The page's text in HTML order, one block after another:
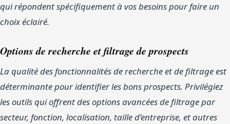
qui répondent spécifiquement à vos besoins pour faire un
choix éclairé.
Options de recherche et filtrage de prospects
La qualité des fonctionnalités de recherche et de filtrage est
déterminante pour identifier les bons prospects. Privilégiez
les outils qui offrent des options avancées de filtrage par
secteur, fonction, localisation, taille d’entreprise, et autres